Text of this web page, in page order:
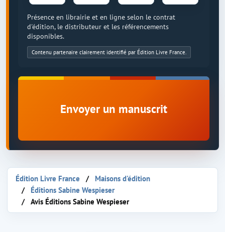
Présence en librairie et en ligne selon le contrat
d'édition, le distributeur et les référencements
disponibles.
Contenu partenaire clairement identifié par Édition Livre France.
Envoyer un manuscrit
Édition Livre France
Maisons d'édition
Éditions Sabine Wespieser
Avis Éditions Sabine Wespieser